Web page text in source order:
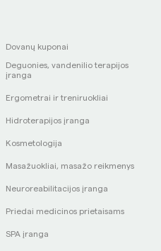
Dovanų kuponai
Deguonies, vandenilio terapijos
įranga
Ergometrai ir treniruokliai
Hidroterapijos įranga
Kosmetologija
Masažuokliai, masažo reikmenys
Neuroreabilitacijos įranga
Priedai medicinos prietaisams
SPA įranga